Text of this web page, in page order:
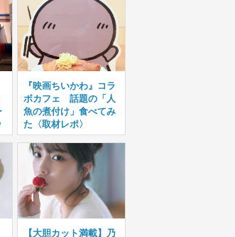
『映画ちいかわ』コラ
ボカフェ 話題の「人
魚の煮付け」食べてみ
た〈取材レポ〉
【大胆カット満載】乃